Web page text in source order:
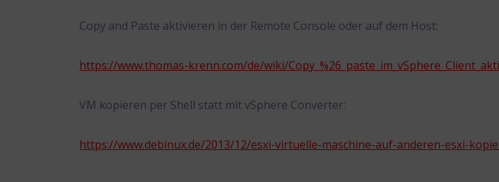
Copy and Paste aktivieren in der Remote Console oder auf dem Host:
https://www.thomas-krenn.com/de/wiki/
VM kopieren per Shell statt mit vSphere Converter:
https://www.debinux.de/2013/12/esxi-virtuelle-maschine-auf-anderen-esxi-